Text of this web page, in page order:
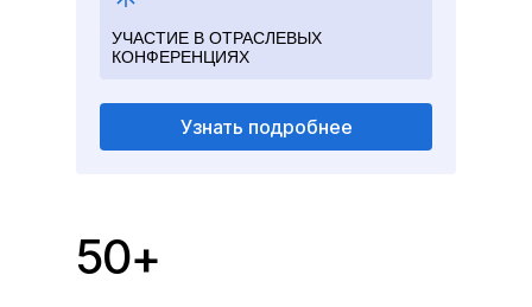
Узнать подробнее
УЧАСТИЕ В ОТРАСЛЕВЫХ
КОНФЕРЕНЦИЯХ
50+